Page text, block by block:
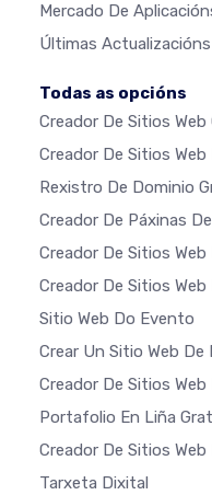
Mercado De
Últimas Actualizacións
Todas as opcións
Creador De Sitios
Creador De Sitios
Rexistro De Dominio
Creador De Páxinas
Creador De Sitios Web
Creador De Sitios
Sitio Web Do Evento
Crear Un Sitio Web De
Creador De Sitios Web
Portafolio En Liña
Creador De Sitios
Tarxeta Dixital